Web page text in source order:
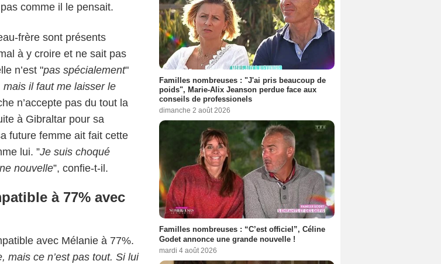
comme il le pensait.
frère sont présents
à y croire et ne sait pas
n’est "pas spécialement"
il faut me laisser le
n’accepte pas du tout la
à Gibraltar pour sa
future femme ait fait cette
lui. ”Je suis choqué
nouvelle”, confie-t-il.
à 77% avec
avec Mélanie à 77%.
mais ce n’est pas tout. Si lui
Familles nombreuses : "J'ai pris beaucoup de
poids", Marie-Alix Jeanson perdue face aux
conseils de professionels
dimanche 2 août 2026
Familles nombreuses : “C’est officiel”, Céline
Godet annonce une grande nouvelle !
mardi 4 août 2026